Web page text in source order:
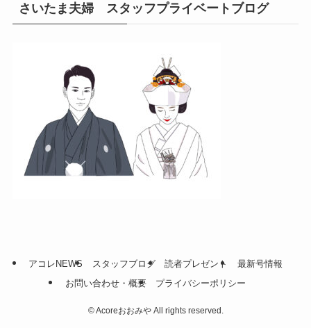
さいたま夫婦 スタッフプライベートブログ
アコレNEWS スタッフブログ 読者プレゼント
最新号情報
お問い合わせ・概要
プライバシーポリシー
©Acoreおおみや All rights reserved.